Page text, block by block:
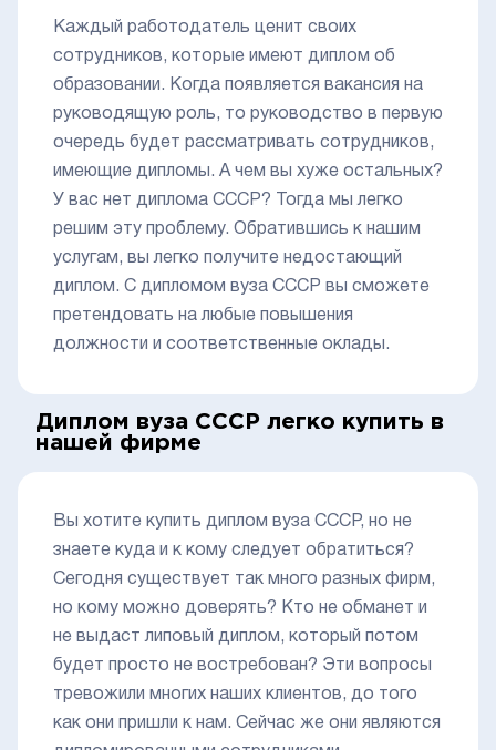
Каждый работодатель ценит своих
сотрудников, которые имеют диплом об
образовании. Когда появляется вакансия на
руководящую роль, то руководство в первую
очередь будет рассматривать сотрудников,
имеющие дипломы. А чем вы хуже остальных?
У вас нет диплома СССР? Тогда мы легко
решим эту проблему. Обратившись к нашим
услугам, вы легко получите недостающий
диплом. С дипломом вуза СССР вы сможете
претендовать на любые повышения
должности и соответственные оклады.
Диплом вуза СССР легко купить в
нашей фирме
Вы хотите купить диплом вуза СССР, но не
знаете куда и к кому следует обратиться?
Сегодня существует так много разных фирм,
но кому можно доверять? Кто не обманет и
не выдаст липовый диплом, который потом
будет просто не востребован? Эти вопросы
тревожили многих наших клиентов, до того
как они пришли к нам. Сейчас же они являются